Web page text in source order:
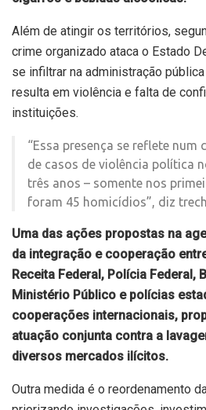
Além de atingir os territórios,
crime organizado ataca o Estado
se infiltrar na administração
resulta em violência e falta de
instituições.
“Essa presença se reflete num
de casos de violência política
três anos – somente nos
foram 45 homicídios”, diz
Uma das ações propostas na
da integração e cooperação
Receita Federal, Polícia Federal,
Ministério Público e polícias
cooperações internacionais,
atuação conjunta contra a
diversos mercados ilícitos.
Outra medida é o reordenamento